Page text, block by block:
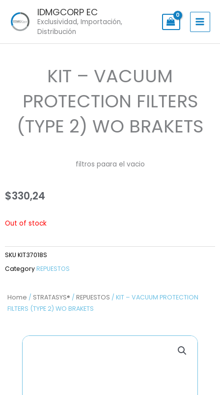
content
IDMGCORP EC
Exclusividad, Importación,
Distribución
Home / STRATASYS® / REPUESTOS / KIT – VACUUM PROTECTION
FILTERS (TYPE 2) WO BRAKETS
KIT – VACUUM
PROTECTION FILTERS
(TYPE 2) WO BRAKETS
filtros paara el vacio
$330,24
Out of stock
SKU KIT37018S
Category REPUESTOS